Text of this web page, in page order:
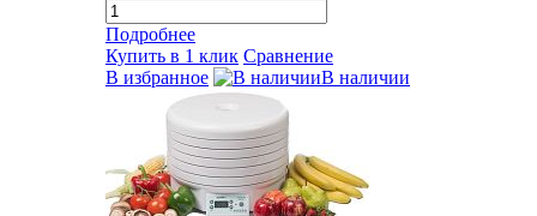
Подробнее
Купить в 1 клик Сравнение
В избранное
В наличии